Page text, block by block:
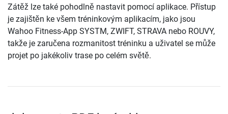
Zátěž lze také pohodlně nastavit pomocí aplikace. Přístup
je zajištěn ke všem tréninkovým aplikacím, jako jsou
Wahoo Fitness-App SYSTM, ZWIFT, STRAVA nebo ROUVY,
takže je zaručena rozmanitost tréninku a uživatel se může
projet po jakékoliv trase po celém světě.